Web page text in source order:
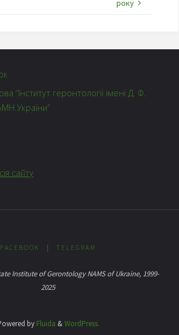
року
“Інститут геронтології імені Д. Ф.
України”
сайту
FACEBOOK | TELEGRAM
Institute of Gerontology NAMS of Ukraine, 1999-
2025
byFluida &WordPress.